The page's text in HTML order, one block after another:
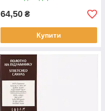
64,50 ₴
Купити